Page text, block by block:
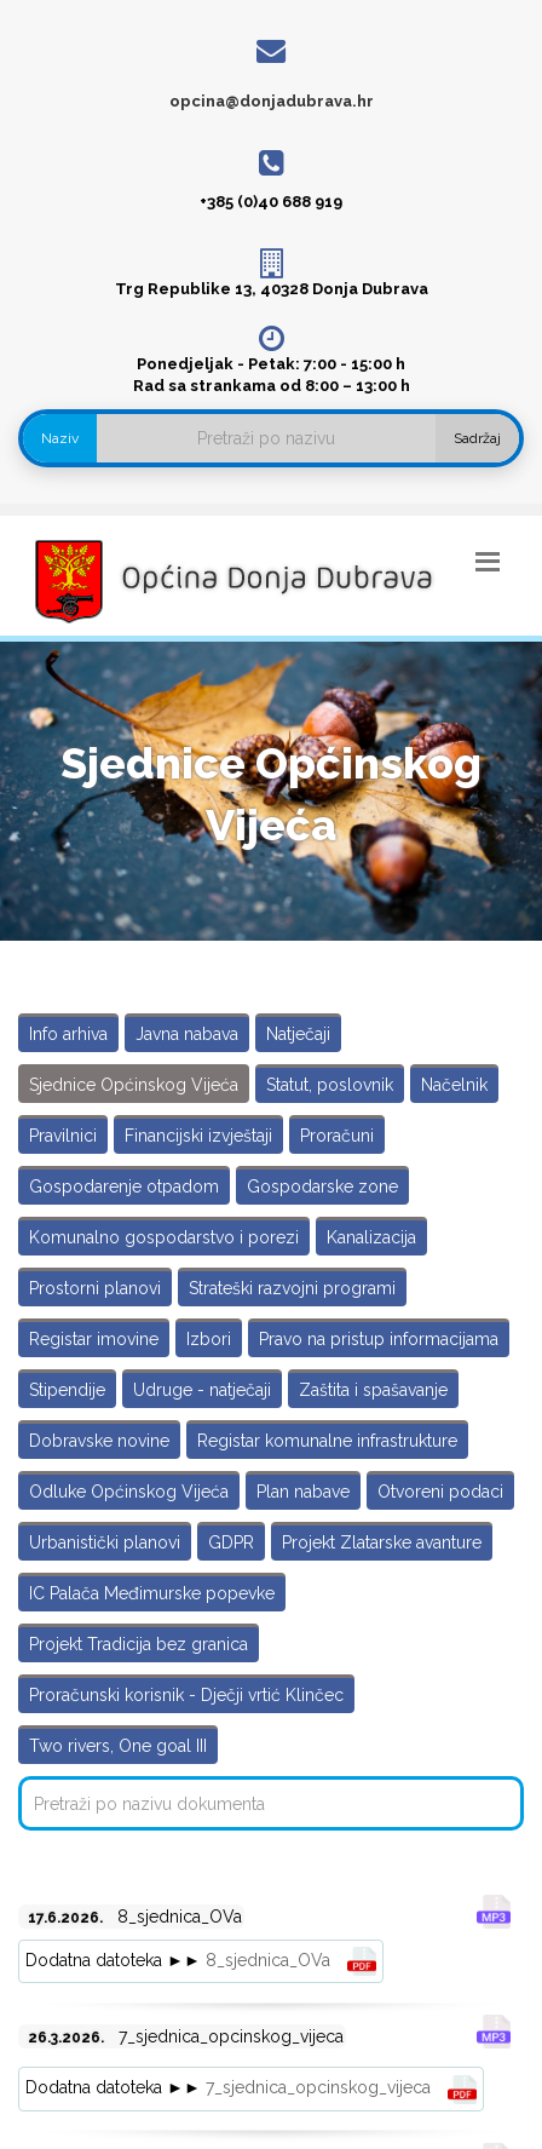
opcina@donjadubrava.hr
+385 (0)40 688 919
Trg Republike 13, 40328 Donja Dubrava
Ponedjeljak - Petak: 7:00 - 15:00 h
Rad sa strankama od 8:00 – 13:00 h
Naziv Sadržaj
Sjednice Općinskog
Vijeća
Info arhiva Javna nabava Natječaji
Sjednice Općinskog Vijeća Statut, poslovnik Načelnik
Pravilnici Financijski izvještaji Proračuni
Gospodarenje otpadom Gospodarske zone
Komunalno gospodarstvo i porezi Kanalizacija
Prostorni planovi Strateški razvojni programi
Registar imovine Izbori Pravo na pristup informacijama
Stipendije Udruge - natječaji Zaštita i spašavanje
Dobravske novine Registar komunalne infrastrukture
Odluke Općinskog Vijeća Plan nabave Otvoreni podaci
Urbanistički planovi GDPR Projekt Zlatarske avanture
IC Palača Međimurske popevke
Projekt Tradicija bez granica
Proračunski korisnik - Dječji vrtić Klinčec
Two rivers, One goal III
17.6.2026. 8_sjednica_OVa
Dodatna datoteka ►► 8_sjednica_OVa
26.3.2026. 7_sjednica_opcinskog_vijeca
Dodatna datoteka ►► 7_sjednica_opcinskog_vijeca